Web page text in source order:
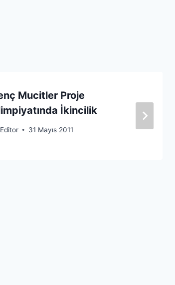
Mucitler Proje
İkincilik
Editor 31 Mayıs 2011